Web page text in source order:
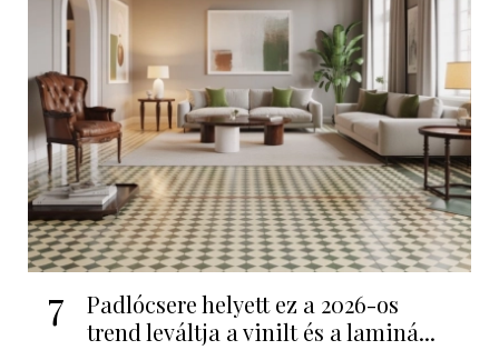
7
Padlócsere helyett ez a 2026-os
trend leváltja a vinilt és a laminá...